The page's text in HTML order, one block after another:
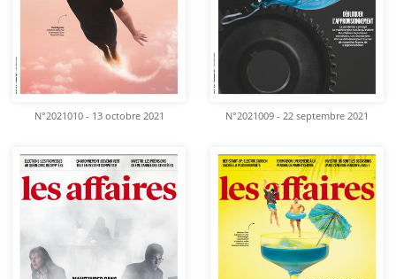
N°2021010 - 13 octobre 2021 N°2021009 - 22 septembre 2021